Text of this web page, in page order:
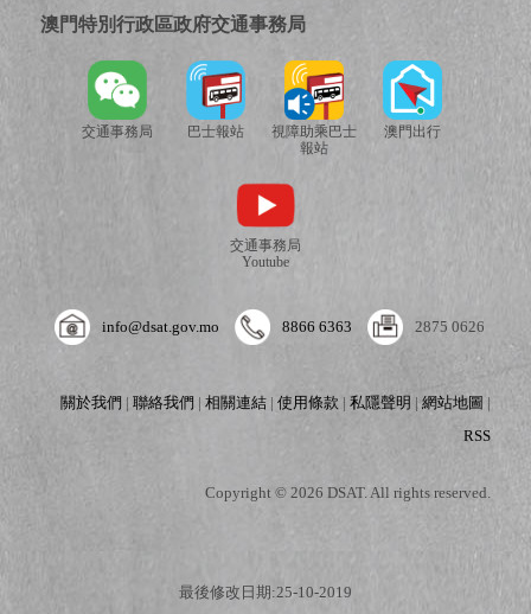
澳門特別行政區政府交通事務局
交通事務局 巴士報站
視障助乘巴士
報站
澳門出行
交通事務局
Youtube
info@dsat.gov.mo 8866 6363 2875 0626
關於我們 |聯絡我們 |相關連結 |使用條款 |私隱聲明 |網站地圖 |
RSS
Copyright © 2026 DSAT. All rights reserved.
最後修改日期:25-10-2019